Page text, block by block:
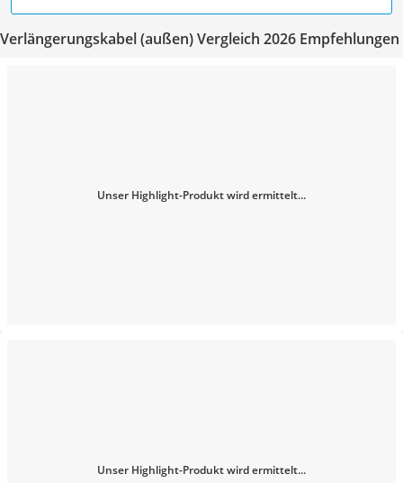
Verlängerungskabel (außen) Vergleich 2026 Empfehlungen
Unser Highlight-Produkt wird ermittelt...
Unser Highlight-Produkt wird ermittelt...